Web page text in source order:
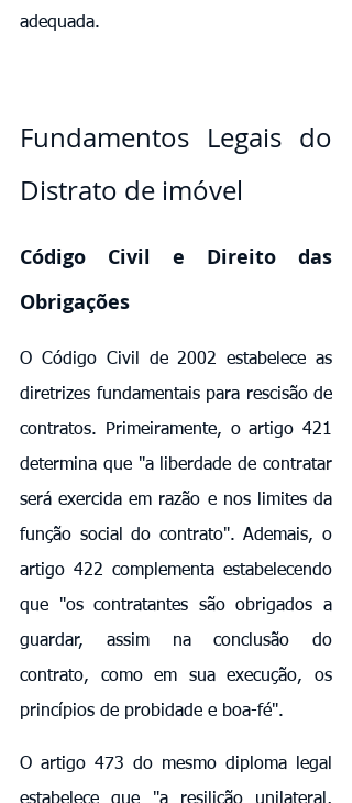
adequada.
Fundamentos Legais do
Distrato de imóvel
Código Civil e Direito das
Obrigações
O Código Civil de 2002 estabelece as
diretrizes fundamentais para rescisão de
contratos. Primeiramente, o artigo 421
determina que "a liberdade de contratar
será exercida em razão e nos limites da
função social do contrato". Ademais, o
artigo 422 complementa estabelecendo
que "os contratantes são obrigados a
guardar, assim na conclusão do
contrato, como em sua execução, os
princípios de probidade e boa-fé".
O artigo 473 do mesmo diploma legal